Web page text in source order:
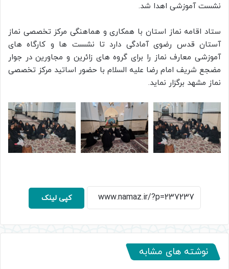
نشست آموزشی اهدا شد.
ستاد اقامه نماز استان با همکاری و‌ هماهنگی مرکز تخصصی نماز
آستان قدس رضوی آمادگی دارد تا نشست ها و کارگاه های
آموزشی معارف نماز را برای گروه های زائرین و مجاورین در جوار
مضجع شریف امام رضا علیه السلام با حضور اساتید مرکز تخصصی
نماز مشهد برگزار نماید.
کپی لینک
نوشته های مشابه